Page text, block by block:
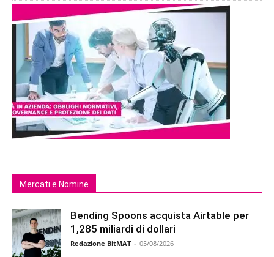
Mercati e Nomine
Bending Spoons acquista Airtable per
1,285 miliardi di dollari
Redazione BitMAT - 05/08/2026